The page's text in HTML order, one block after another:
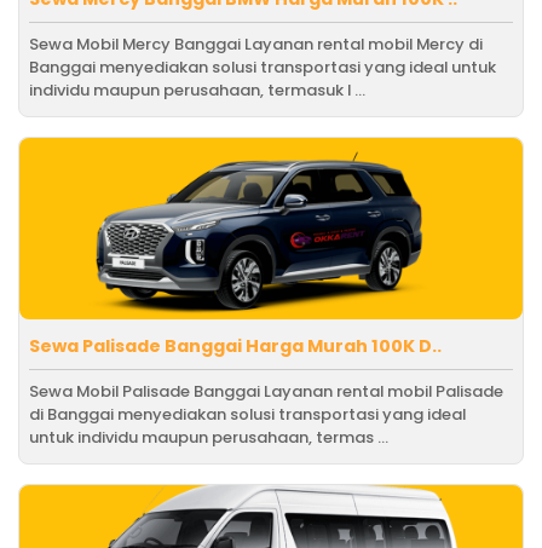
Sewa Mobil Mercy Banggai Layanan rental mobil Mercy di
Banggai menyediakan solusi transportasi yang ideal untuk
individu maupun perusahaan, termasuk l ...
Sewa Palisade Banggai Harga Murah 100K D..
Sewa Mobil Palisade Banggai Layanan rental mobil Palisade
di Banggai menyediakan solusi transportasi yang ideal
untuk individu maupun perusahaan, termas ...